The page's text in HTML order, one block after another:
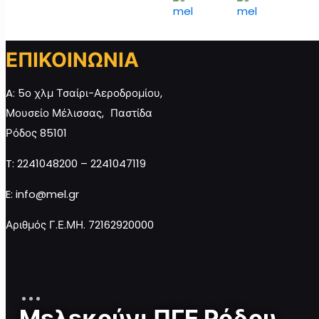
Προσθήκη
καλάθι
Προσθήκη
καλάθι
καλάθι
Μελεκούνι
ΠΓΕ σε
ΕΠΙΚΟΙΝΩΝΙΑ
A: 5ο χλμ Τσαίρι-Αεροδρομίου,
Μουσείο Μέλισσας, Παστίδα
Ρόδος 85101
T: 2241048200 – 2241047119
E: info@mel.gr
Αριθμός Γ.Ε.ΜΗ. 72162920000